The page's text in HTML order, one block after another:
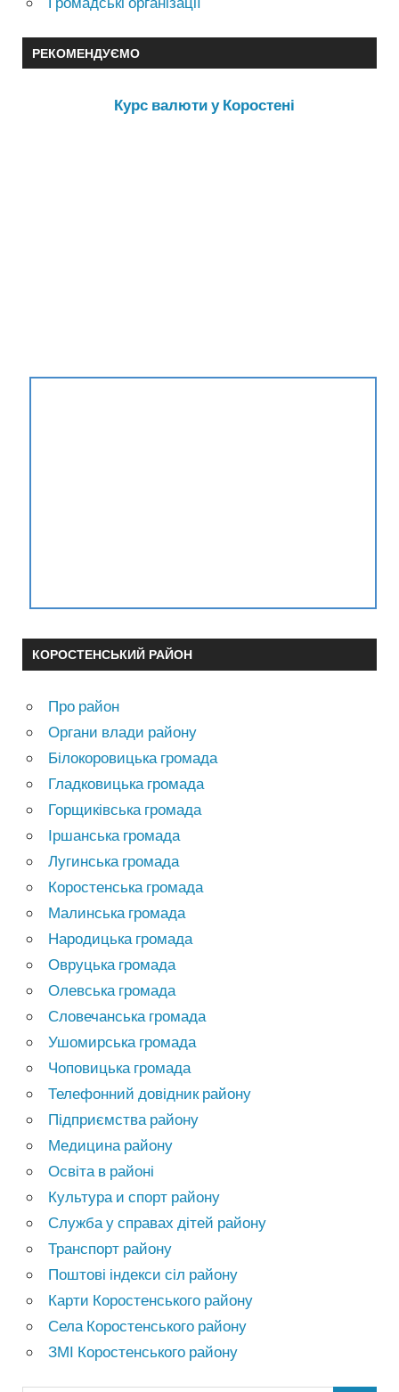
РЕКОМЕНДУЄМО
Курс валюти у Коростені
КОРОСТЕНСЬКИЙ РАЙОН
Про район
Органи влади району
Білокоровицька громада
Гладковицька громада
Горщиківська громада
Іршанська громада
Лугинська громада
Коростенська громада
Малинська громада
Народицька громада
Овруцька громада
Олевська громада
Словечанська громада
Ушомирська громада
Чоповицька громада
Телефонний довідник району
Підприємства району
Медицина району
Освіта в районі
Культура и спорт району
Служба у справах дітей району
Транспорт району
Поштові індекси сіл району
Карти Коростенського району
Села Коростенського району
ЗМІ Коростенського району